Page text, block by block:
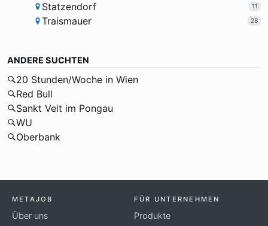
Statzendorf 11
Traismauer 28
ANDERE SUCHTEN
20 Stunden/Woche in Wien
Red Bull
Sankt Veit im Pongau
WU
Oberbank
METAJOB
Über uns
FÜR UNTERNEHMEN
Produkte